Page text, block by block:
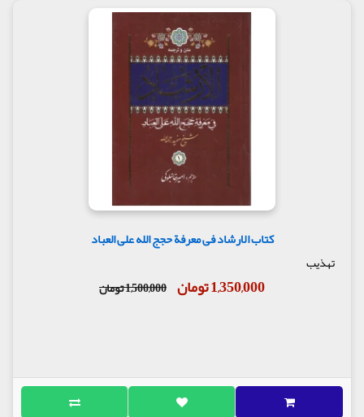
کتاب الارشاد فی معرفة حجج الله علی العباد
تهذیب
1,350,000 تومان 1,500,000 تومان